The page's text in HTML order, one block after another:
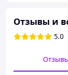
отправляйте
+380664871017
оформлении
внимание!
Отзывы и
5.0